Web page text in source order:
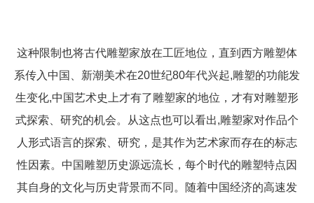
这种限制也将古代雕塑家放在工匠地位，直到西方雕塑体
系传入中国、新潮美术在20世纪80年代兴起,雕塑的功能发
生变化,中国艺术史上才有了雕塑家的地位，才有对雕塑形
式探索、研究的机会。从这点也可以看出,雕塑家对作品个
人形式语言的探索、研究，是其作为艺术家而存在的标志
性因素。中国雕塑历史源远流长，每个时代的雕塑特点因
其自身的文化与历史背景而不同。随着中国经济的高速发